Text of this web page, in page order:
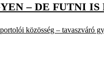
– DE FUTNI
közösség – tavaszváró